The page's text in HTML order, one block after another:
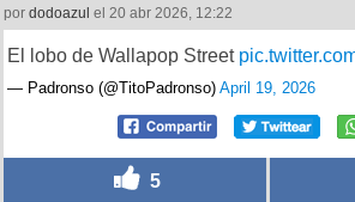
por dodoazul el 20 abr 2026, 12:22
El lobo de Wallapop Street
— Padronso (@TitoPadronso) April 19, 2026
5